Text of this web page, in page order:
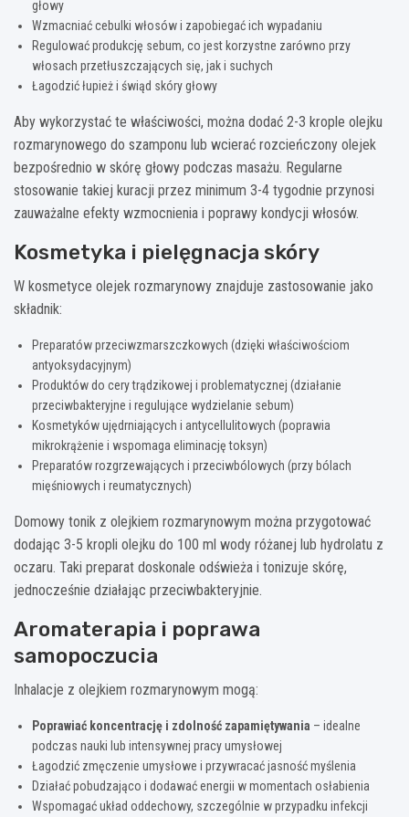
głowy
Wzmacniać cebulki włosów i zapobiegać ich wypadaniu
Regulować produkcję sebum, co jest korzystne zarówno przy
włosach przetłuszczających się, jak i suchych
Łagodzić łupież i świąd skóry głowy
Aby wykorzystać te właściwości, można dodać 2-3 krople olejku
rozmarynowego do szamponu lub wcierać rozcieńczony olejek
bezpośrednio w skórę głowy podczas masażu. Regularne
stosowanie takiej kuracji przez minimum 3-4 tygodnie przynosi
zauważalne efekty wzmocnienia i poprawy kondycji włosów.
Kosmetyka i pielęgnacja skóry
W kosmetyce olejek rozmarynowy znajduje zastosowanie jako
składnik:
Preparatów przeciwzmarszczkowych (dzięki właściwościom
antyoksydacyjnym)
Produktów do cery trądzikowej i problematycznej (działanie
przeciwbakteryjne i regulujące wydzielanie sebum)
Kosmetyków ujędrniających i antycellulitowych (poprawia
mikrokrążenie i wspomaga eliminację toksyn)
Preparatów rozgrzewających i przeciwbólowych (przy bólach
mięśniowych i reumatycznych)
Domowy tonik z olejkiem rozmarynowym można przygotować
dodając 3-5 kropli olejku do 100 ml wody różanej lub hydrolatu z
oczaru. Taki preparat doskonale odświeża i tonizuje skórę,
jednocześnie działając przeciwbakteryjnie.
Aromaterapia i poprawa
samopoczucia
Inhalacje z olejkiem rozmarynowym mogą:
Poprawiać koncentrację i zdolność zapamiętywania – idealne
podczas nauki lub intensywnej pracy umysłowej
Łagodzić zmęczenie umysłowe i przywracać jasność myślenia
Działać pobudzająco i dodawać energii w momentach osłabienia
Wspomagać układ oddechowy, szczególnie w przypadku infekcji